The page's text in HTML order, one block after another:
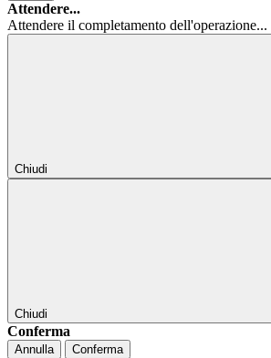
Attendere...
Attendere il completamento dell'operazione...
Chiudi
Chiudi
Conferma
Annulla Conferma